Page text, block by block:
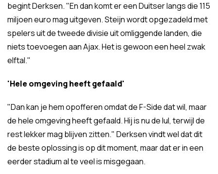
begint Derksen. "En dan komt er een Duitser langs die 115
miljoen euro mag uitgeven. Steijn wordt opgezadeld met
spelers uit de tweede divisie uit omliggende landen, die
niets toevoegen aan Ajax. Het is gewoon een heel zwak
elftal."
'Hele omgeving heeft gefaald'
"Dan kan je hem opofferen omdat de F-Side dat wil, maar
de hele omgeving heeft gefaald. Hij is nu de lul, terwijl de
rest lekker mag blijven zitten." Derksen vindt wel dat dit
de beste oplossing is op dit moment, maar dat er in een
eerder stadium al te veel is misgegaan.